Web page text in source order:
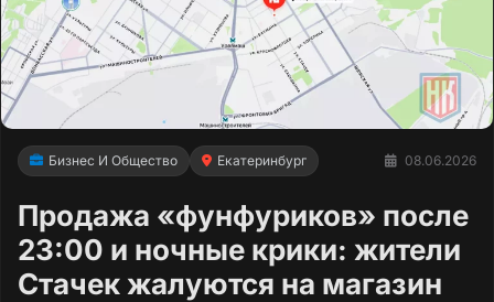
Бизнес И Общество Екатеринбург 08.06.2026
Продажа «фунфуриков» после
23:00 и ночные крики: жители
Стачек жалуются на магазин